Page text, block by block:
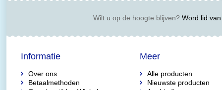
Wilt u op de hoogte blijven?Word lid van
Informatie
Over ons
Betaalmethoden
Meer
Alle producten
Nieuwste producten